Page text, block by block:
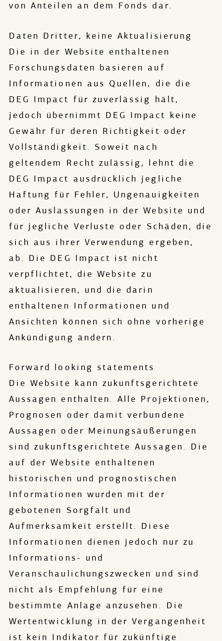
von Anteilen an dem Fonds dar.
Daten Dritter, keine Aktualisierung
Die in der Website enthaltenen
Forschungsdaten basieren auf
Informationen aus Quellen, die die
DEG Impact für zuverlässig hält,
jedoch übernimmt DEG Impact keine
Gewähr für deren Richtigkeit oder
Vollständigkeit. Soweit nach
geltendem Recht zulässig, lehnt die
DEG Impact ausdrücklich jegliche
Haftung für Fehler, Ungenauigkeiten
oder Auslassungen in der Website und
für jegliche Verluste oder Schäden, die
sich aus ihrer Verwendung ergeben,
ab. Die DEG Impact ist nicht
verpflichtet, die Website zu
aktualisieren, und die darin
enthaltenen Informationen und
Ansichten können sich ohne vorherige
Ankündigung ändern.
Forward looking statements
Die Website kann zukunftsgerichtete
Aussagen enthalten. Alle Projektionen,
Prognosen oder damit verbundene
Aussagen oder Meinungsäußerungen
sind zukunftsgerichtete Aussagen. Die
auf der Website enthaltenen
historischen und prognostischen
Informationen wurden mit der
gebotenen Sorgfalt und
Aufmerksamkeit erstellt. Diese
Informationen dienen jedoch nur zu
Informations- und
Veranschaulichungszwecken und sind
nicht als Empfehlung für eine
bestimmte Anlage anzusehen. Die
Wertentwicklung in der Vergangenheit
ist kein Indikator für zukünftige